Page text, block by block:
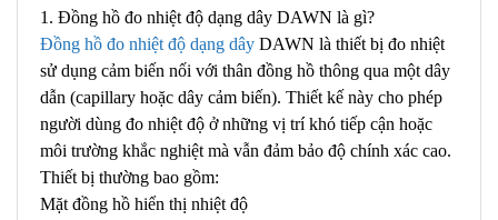
1. Đồng hồ đo nhiệt độ dạng dây DAWN là gì?
Đồng hồ đo nhiệt độ dạng dây DAWN là thiết bị đo nhiệt
sử dụng cảm biến nối với thân đồng hồ thông qua một dây
dẫn (capillary hoặc dây cảm biến). Thiết kế này cho phép
người dùng đo nhiệt độ ở những vị trí khó tiếp cận hoặc
môi trường khắc nghiệt mà vẫn đảm bảo độ chính xác cao.
Thiết bị thường bao gồm:
Mặt đồng hồ hiển thị nhiệt độ